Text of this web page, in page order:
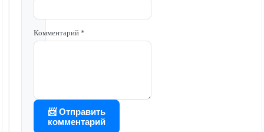
Комментарий *
📨 Отправить
комментарий